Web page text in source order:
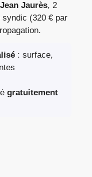
Jaurès, 2
(320 € par
: surface,
gratuitement